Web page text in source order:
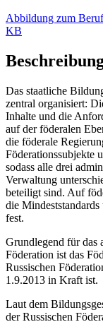
Abbildung zum
KB
Das staatliche
zentral organisiert:
Inhalte und die
auf der föderalen
die föderale
Föderationssubjekte
sodass alle drei
Verwaltung
beteiligt sind. Auf
die
fest.
Grundlegend für das
Föderation ist das
Russischen
1.9.2013 in Kraft ist.
Laut dem
der Russischen